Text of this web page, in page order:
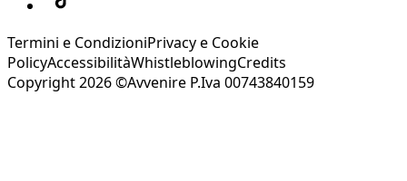
Termini e CondizioniPrivacy e Cookie
PolicyAccessibilitàWhistleblowingCredits
Copyright 2026 ©Avvenire P.Iva 00743840159